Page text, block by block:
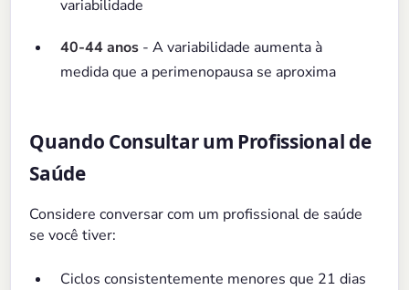
variabilidade
40-44 anos - A variabilidade aumenta à
medida que a perimenopausa se aproxima
Quando Consultar um Profissional de
Saúde
Considere conversar com um profissional de saúde
se você tiver:
Ciclos consistentemente menores que 21 dias